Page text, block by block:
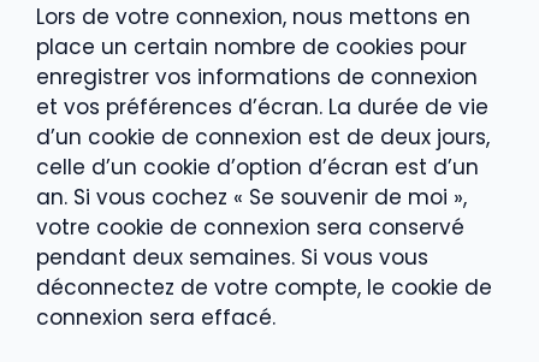
Lors de votre connexion, nous mettons en
place un certain nombre de cookies pour
enregistrer vos informations de connexion
et vos préférences d’écran. La durée de vie
d’un cookie de connexion est de deux jours,
celle d’un cookie d’option d’écran est d’un
an. Si vous cochez « Se souvenir de moi »,
votre cookie de connexion sera conservé
pendant deux semaines. Si vous vous
déconnectez de votre compte, le cookie de
connexion sera effacé.